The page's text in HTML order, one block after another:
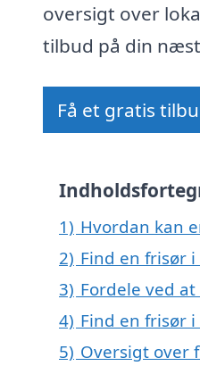
oversigt over
tilbud på din
Få et gratis
1) Hvordan kan
2) Find en frisør
3) Fordele ved
4) Find en frisør
5) Oversigt over